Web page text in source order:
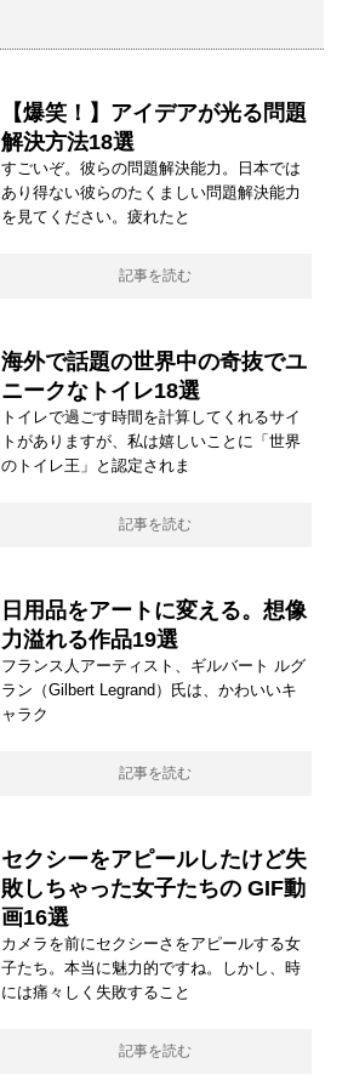
【爆笑！】アイデアが光る問題
解決方法18選
すごいぞ。彼らの問題解決能力。日本では
あり得ない彼らのたくましい問題解決能力
を見てください。疲れたと
記事を読む
海外で話題の世界中の奇抜でユ
ニークなトイレ18選
トイレで過ごす時間を計算してくれるサイ
トがありますが、私は嬉しいことに「世界
のトイレ王」と認定されま
記事を読む
日用品をアートに変える。想像
力溢れる作品19選
フランス人アーティスト、ギルバート ルグ
ラン（Gilbert Legrand）氏は、かわいいキ
ャラク
記事を読む
セクシーをアピールしたけど失
敗しちゃった女子たちの GIF動
画16選
カメラを前にセクシーさをアピールする女
子たち。本当に魅力的ですね。しかし、時
には痛々しく失敗すること
記事を読む